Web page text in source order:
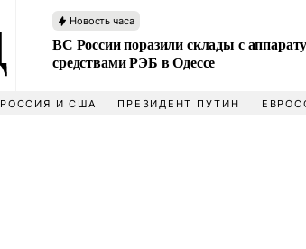
Новость часа
ВС России поразили склады с
средствами РЭБ в Одессе
РОССИЯ И США ПРЕЗИДЕНТ ПУТИН